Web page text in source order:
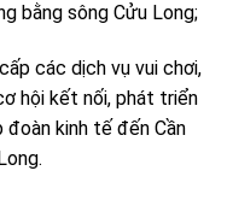
bằng sông Cửu Long;
các dịch vụ vui chơi,
hội kết nối, phát triển
kinh tế đến Cần